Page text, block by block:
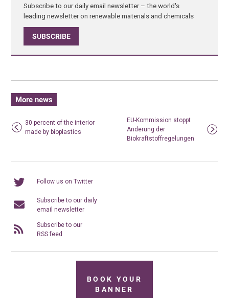
Subscribe to our daily email newsletter – the world's
leading newsletter on renewable materials and chemicals
SUBSCRIBE
More news
30 percent of the interior
made by bioplastics
EU-Kommission stoppt
Änderung der
Biokraftstoffregelungen
Follow us on Twitter
Subscribe to our daily
email newsletter
Subscribe to our
RSS feed
BOOK YOUR
BANNER